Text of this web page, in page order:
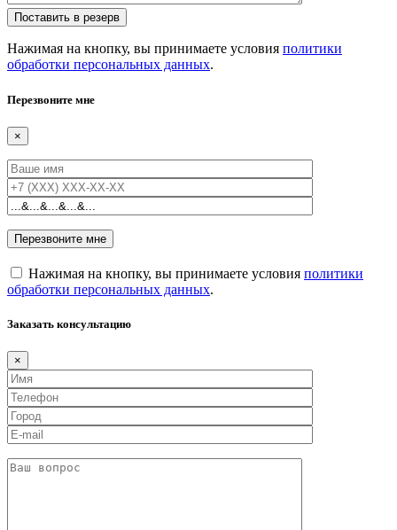
Нажимая на кнопку, вы принимаете условия политики
обработки персональных данных.
Перезвоните мне
×
Нажимая на кнопку, вы принимаете условия политики
обработки персональных данных.
Заказать консультацию
×